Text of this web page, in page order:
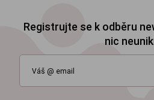
Registrujte se k odběru
nic